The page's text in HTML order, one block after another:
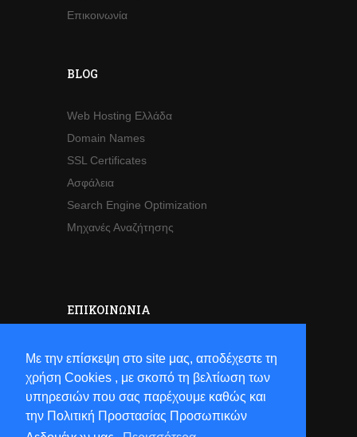
Με την επίσκεψη στο site μας, αποδέχεστε τη
χρήση Cookies , με σκοπό τη βελτίωση των
υπηρεσιών που σας παρέχουμε καθώς και
την Πολιτική Προστασίας Προσωπικών
Επικοινωνία
BLOG
Web Hosting Ελλάδα
Domain Names
SSL Certificates
Ασφάλεια
Search Engine Optimization
Μηχανές Αναζήτησης
ΕΠΙΚΟΙΝΩΝΊΑ
Τηλ: +30 2821063941
Email:sales[at]hostsun[dot]com